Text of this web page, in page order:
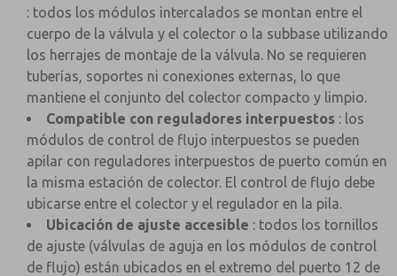
: todos los módulos intercalados se montan entre el
cuerpo de la válvula y el colector o la subbase utilizando
los herrajes de montaje de la válvula. No se requieren
tuberías, soportes ni conexiones externas, lo que
mantiene el conjunto del colector compacto y limpio.
Compatible con reguladores interpuestos : los
módulos de control de flujo interpuestos se pueden
apilar con reguladores interpuestos de puerto común en
la misma estación de colector. El control de flujo debe
ubicarse entre el colector y el regulador en la pila.
Ubicación de ajuste accesible : todos los tornillos
de ajuste (válvulas de aguja en los módulos de control
de flujo) están ubicados en el extremo del puerto 12 de